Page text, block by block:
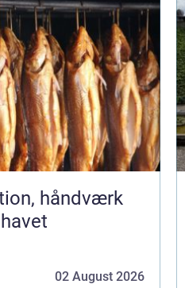
håndværk
02 August 2026